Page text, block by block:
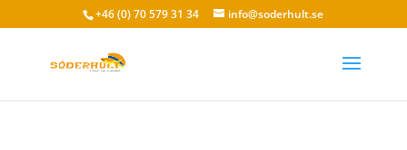
+46 (0) 70 579 31 34 info@soderhult.se